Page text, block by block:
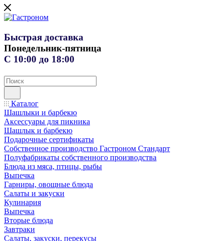
Быстрая доставка
Понедельник-пятница
С 10:00 до 18:00
Каталог
Шашлыки и барбекю
Аксессуары для пикника
Шашлык и барбекю
Подарочные сертификаты
Собственное производство Гастроном Стандарт
Полуфабрикаты собственного производства
Блюда из мяса, птицы, рыбы
Выпечка
Гарниры, овощные блюда
Салаты и закуски
Кулинария
Выпечка
Вторые блюда
Завтраки
Салаты, закуски, перекусы